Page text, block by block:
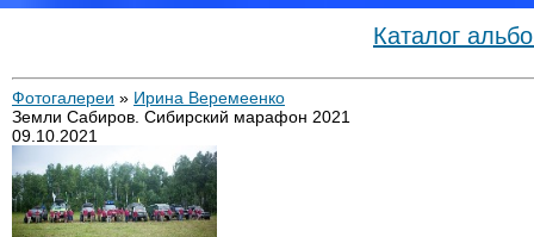
Каталог
Фотогалереи » Ирина Веремеенко
Земли Сабиров. Сибирский марафон 2021
09.10.2021